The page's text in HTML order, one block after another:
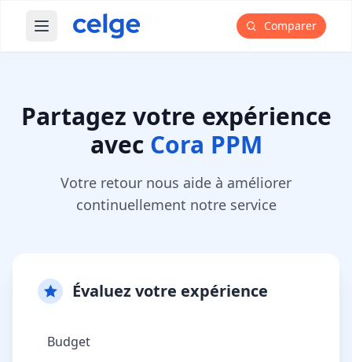
Ouvrir le menu principal Comparer
Partagez votre expérience
avec Cora PPM
Votre retour nous aide à améliorer
continuellement notre service
Évaluez votre expérience
Budget